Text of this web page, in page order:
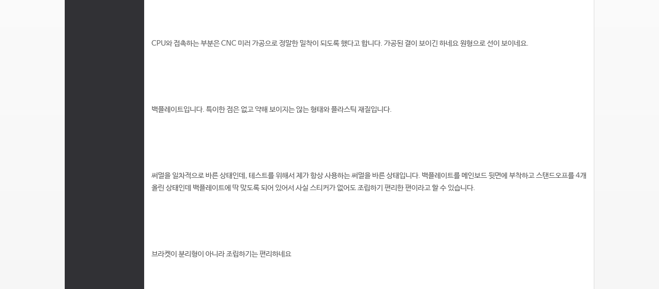
CPU와 접촉하는 부분은 CNC 미러 가공으로 정말한 밀착이 되도록 했다고 합니다. 가공된 결이 보이긴 하네요 원형으로 선이 보이네요.
백플레이트입니다. 특이한 점은 없고 약해 보이지는 않는 형태와 플라스틱 재질입니다.
써멀을 일차적으로 바른 상태인데, 테스트를 위해서 제가 항상 사용하는 써멀을 바른 상태입니다. 백플레이트를 메인보드 뒷면에 부착하고 스탠드오프를 4개
올린 상태인데 백플레이트에 딱 맞도록 되어 있어서 사실 스티커가 없어도 조립하기 편리한 편이라고 할 수 있습니다.
브라켓이 분리형이 아니라 조립하기는 편리하네요